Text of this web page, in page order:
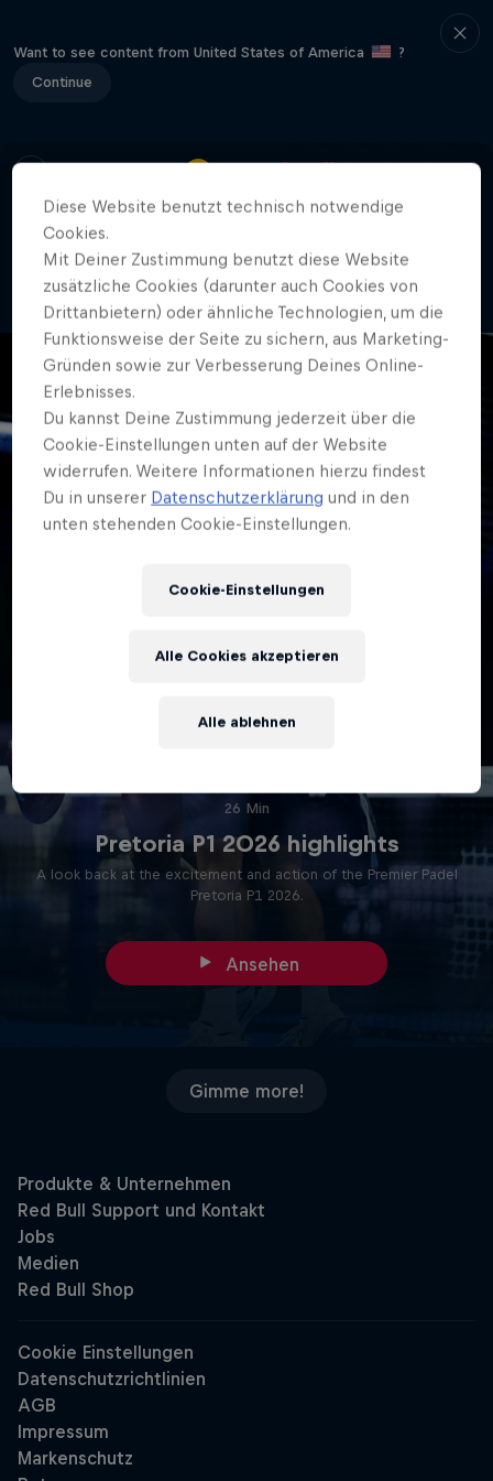
Want to see content from United States of America
?
Continue
404
Ou nei! Wo isch itz die Site häre?
26 Min
Pretoria P1 2026 highlights
A look back at the excitement and action of the Premier Padel
Pretoria P1 2026.
Ansehen
Gimme more!
Diese Website benutzt technisch notwendige
Cookies.
Mit Deiner Zustimmung benutzt diese Website
zusätzliche Cookies (darunter auch Cookies von
Drittanbietern) oder ähnliche Technologien, um die
Funktionsweise der Seite zu sichern, aus Marketing-
Gründen sowie zur Verbesserung Deines Online-
Erlebnisses.
Du kannst Deine Zustimmung jederzeit über die
Cookie-Einstellungen unten auf der Website
widerrufen. Weitere Informationen hierzu findest
Du in unserer Datenschutzerklärung und in den
unten stehenden Cookie-Einstellungen.
Cookie-Einstellungen
Alle ablehnen
Alle Cookies akzeptieren